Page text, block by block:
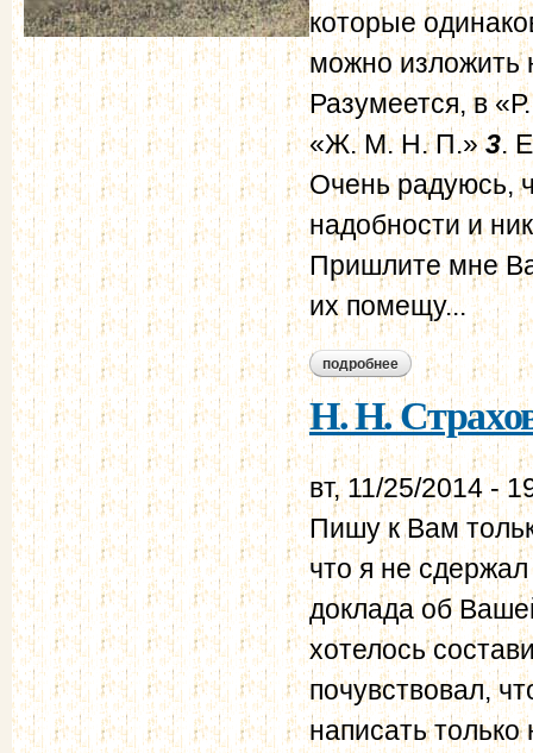
которые
можно изложить
Разумеется, в
«Ж. М. Н. П.»3.
Очень радуюсь,
надобности и
Пришлите мне
их помещу...
подробнее о н. н. страхов -
Н. Н.
вт, 11/25/2014 -
Пишу к Вам
что я не
доклада об
хотелось
почувствовал,
написать